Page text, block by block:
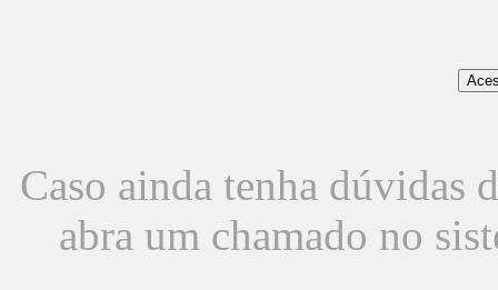
Caso ainda tenha dúvidas
abra um chamado no